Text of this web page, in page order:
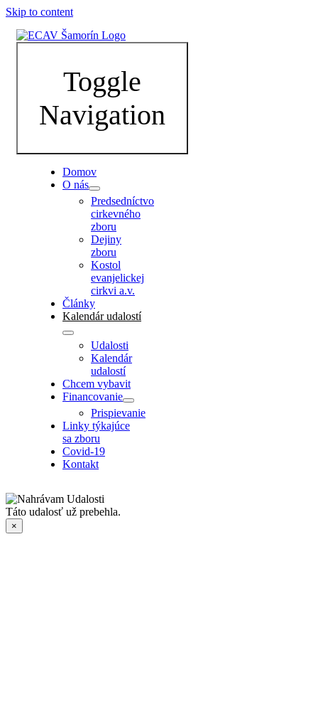
Skip to content
Toggle
Navigation
Domov
O nás
Predsedníctvo
cirkevného
zboru
Dejiny
zboru
Kostol
evanjelickej
cirkvi a.v.
Články
Kalendár udalostí
Udalosti
Kalendár
udalostí
Chcem vybavit
Financovanie
Prispievanie
Linky týkajúce
sa zboru
Covid-19
Kontakt
Táto udalosť už prebehla.
×